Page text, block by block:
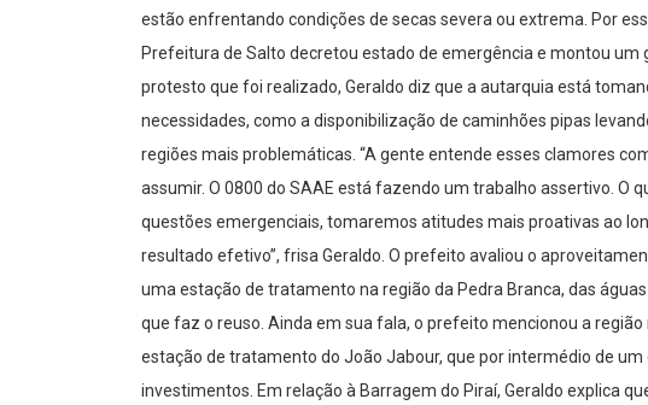
estão enfrentando condições de secas severa ou extrema. Por
Prefeitura de Salto decretou estado de emergência e montou
protesto que foi realizado, Geraldo diz que a autarquia está
necessidades, como a disponibilização de caminhões pipas
regiões mais problemáticas. “A gente entende esses clamores
assumir. O 0800 do SAAE está fazendo um trabalho assertivo. O
questões emergenciais, tomaremos atitudes mais proativas ao
resultado efetivo”, frisa Geraldo. O prefeito avaliou o
uma estação de tratamento na região da Pedra Branca, das
que faz o reuso. Ainda em sua fala, o prefeito mencionou a
estação de tratamento do João Jabour, que por intermédio de
investimentos. Em relação à Barragem do Piraí, Geraldo explica